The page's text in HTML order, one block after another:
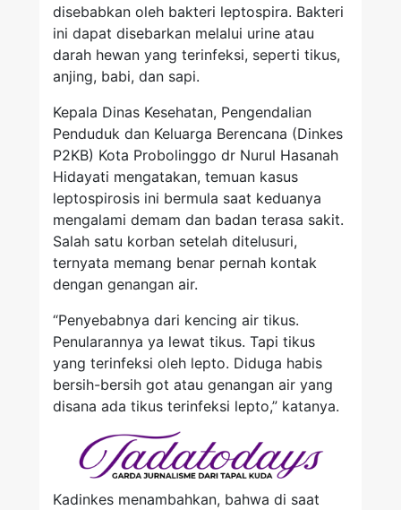
disebabkan oleh bakteri leptospira. Bakteri
ini dapat disebarkan melalui urine atau
darah hewan yang terinfeksi, seperti tikus,
anjing, babi, dan sapi.
Kepala Dinas Kesehatan, Pengendalian
Penduduk dan Keluarga Berencana (Dinkes
P2KB) Kota Probolinggo dr Nurul Hasanah
Hidayati mengatakan, temuan kasus
leptospirosis ini bermula saat keduanya
mengalami demam dan badan terasa sakit.
Salah satu korban setelah ditelusuri,
ternyata memang benar pernah kontak
dengan genangan air.
“Penyebabnya dari kencing air tikus.
Penularannya ya lewat tikus. Tapi tikus
yang terinfeksi oleh lepto. Diduga habis
bersih-bersih got atau genangan air yang
disana ada tikus terinfeksi lepto,” katanya.
Kadinkes menambahkan, bahwa di saat